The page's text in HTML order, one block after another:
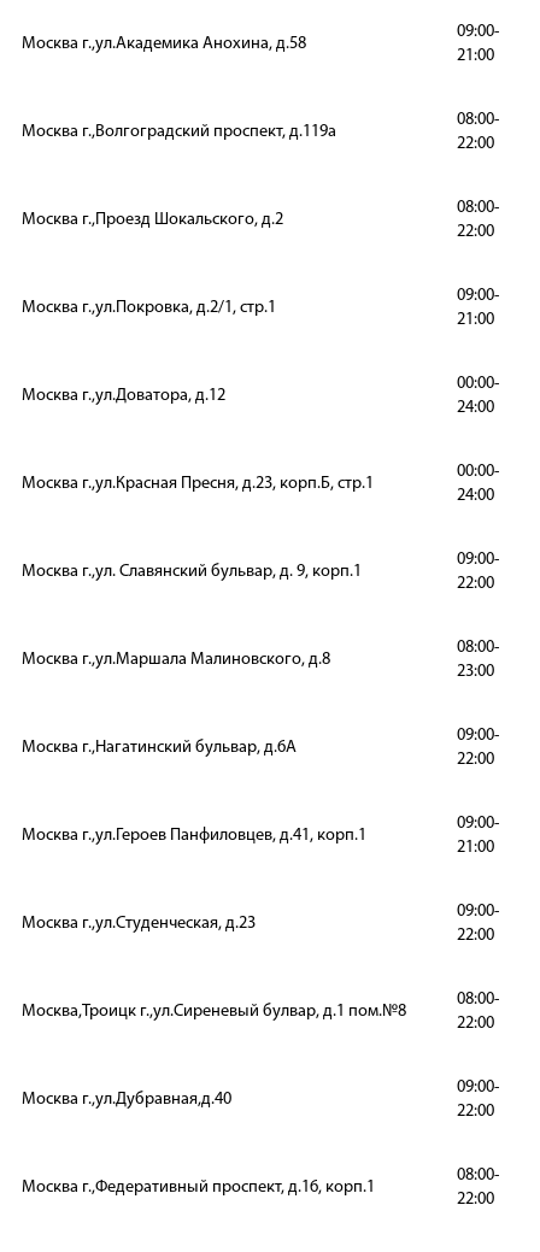
Москва г.,ул.Академика Анохина, д.58
09:00-
21:00
Москва г.,Волгоградский проспект, д.119а
08:00-
22:00
Москва г.,Проезд Шокальского, д.2
08:00-
22:00
Москва г.,ул.Покровка, д.2/1, стр.1
09:00-
21:00
Москва г.,ул.Доватора, д.12
00:00-
24:00
Москва г.,ул.Красная Пресня, д.23, корп.Б, стр.1
00:00-
24:00
Москва г.,ул. Славянский бульвар, д. 9, корп.1
09:00-
22:00
Москва г.,ул.Маршала Малиновского, д.8
08:00-
23:00
Москва г.,Нагатинский бульвар, д.6А
09:00-
22:00
Москва г.,ул.Героев Панфиловцев, д.41, корп.1
09:00-
21:00
Москва г.,ул.Студенческая, д.23
09:00-
22:00
Москва,Троицк г.,ул.Сиреневый булвар, д.1 пом.№8
08:00-
22:00
Москва г.,ул.Дубравная,д.40
09:00-
22:00
Москва г.,Федеративный проспект, д.16, корп.1
08:00-
22:00